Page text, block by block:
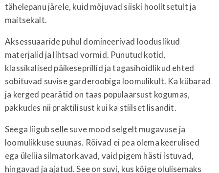
tähelepanu järele, kuid mõjuvad siiski hoolitsetult ja
maitsekalt.
Aksessuaaride puhul domineerivad looduslikud
materjalid ja lihtsad vormid. Punutud kotid,
klassikalised päikeseprillid ja tagasihoidlikud ehted
sobituvad suvise garderoobiga loomulikult. Ka kübarad
ja kerged pearätid on taas populaarsust kogumas,
pakkudes nii praktilisust kui ka stiilset lisandit.
Seega liigub selle suve mood selgelt mugavuse ja
loomulikkuse suunas. Rõivad ei pea olema keerulised
ega üleliia silmatorkavad, vaid pigem hästi istuvad,
hingavad ja ajatud. See on suvi, kus kõige olulisemaks